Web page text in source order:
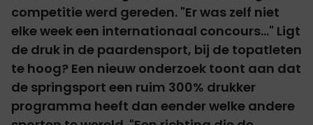
competitie werd gereden. "Er was zelf niet
elke week een internationaal concours..." Ligt
de druk in de paardensport, bij de topatleten
te hoog? Een nieuw onderzoek toont aan dat
de springsport een ruim 300% drukker
programma heeft dan eender welke andere